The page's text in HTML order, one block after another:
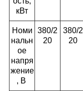
кВт
Номи
нальн
ое
напря
жение
, В
380/2
20
380/2
20